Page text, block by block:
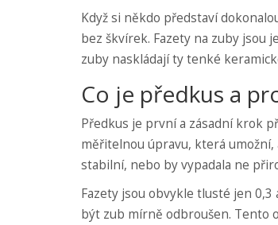
Když si někdo představí
bez škvírek. Fazety na zuby jsou
zuby naskládají ty tenké
Co je předkus a
Předkus je první a zásadní krok
měřitelnou úpravu, která
stabilní, nebo by vypadala ne
Fazety jsou obvykle tlusté jen 0,3
být zub mírně odbroušen. Tento